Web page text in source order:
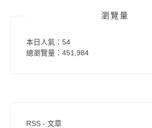
瀏覽量
本日人氣：54
總瀏覽量：451,984
RSS - 文章